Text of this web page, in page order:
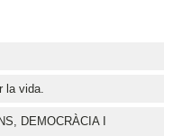
la vida.
DEMOCRÀCIA I